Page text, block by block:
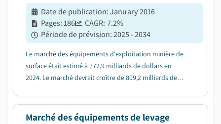
Date de publication:January 2016
Pages:186 CAGR: 7.2%
Période de prévision:2025 - 2034
Le marché des équipements d'exploitation minière de
surface était estimé à 772,9 milliards de dollars en
2024. Le marché devrait croître de 809,2 milliards de
par Global Market Insights, Inc....
Marché des équipements de levage